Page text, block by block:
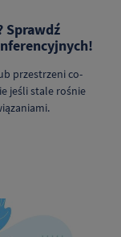
Sprawdź
przestrzeni co-
jeśli stale rośnie